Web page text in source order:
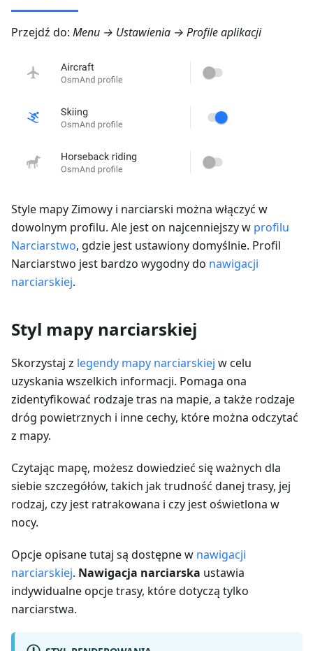
Przejdź do: Menu → Ustawienia → Profile aplikacji
Style mapy Zimowy i narciarski można włączyć w
dowolnym profilu. Ale jest on najcenniejszy w profilu
Narciarstwo, gdzie jest ustawiony domyślnie. Profil
Narciarstwo jest bardzo wygodny do nawigacji
narciarskiej.
Styl mapy narciarskiej
Skorzystaj z legendy mapy narciarskiej w celu
uzyskania wszelkich informacji. Pomaga ona
zidentyfikować rodzaje tras na mapie, a także rodzaje
dróg powietrznych i inne cechy, które można odczytać
z mapy.
Czytając mapę, możesz dowiedzieć się ważnych dla
siebie szczegółów, takich jak trudność danej trasy, jej
rodzaj, czy jest ratrakowana i czy jest oświetlona w
nocy.
Opcje opisane tutaj są dostępne w nawigacji
narciarskiej. Nawigacja narciarska ustawia
indywidualne opcje trasy, które dotyczą tylko
narciarstwa.